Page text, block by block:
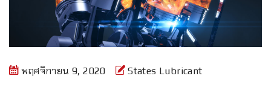
พฤศจิกายน 9, 2020 States Lubricant